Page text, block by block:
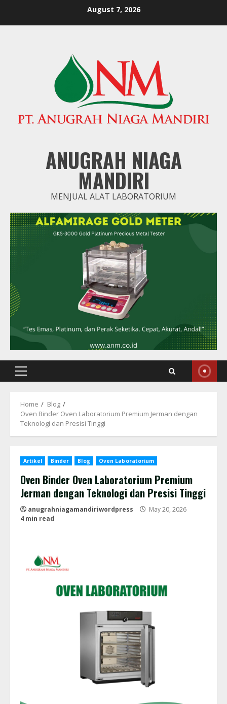
August 7, 2026
ANUGRAH NIAGA
MANDIRI
MENJUAL ALAT LABORATORIUM
Primary
Home
Blog
Oven Binder Oven Laboratorium Premium Jerman dengan
Teknologi dan Presisi Tinggi
Artikel Binder Blog Oven Laboratorium
Oven Binder Oven Laboratorium Premium
Jerman dengan Teknologi dan Presisi Tinggi
anugrahniagamandiriwordpress
May 20, 2026
4 min read